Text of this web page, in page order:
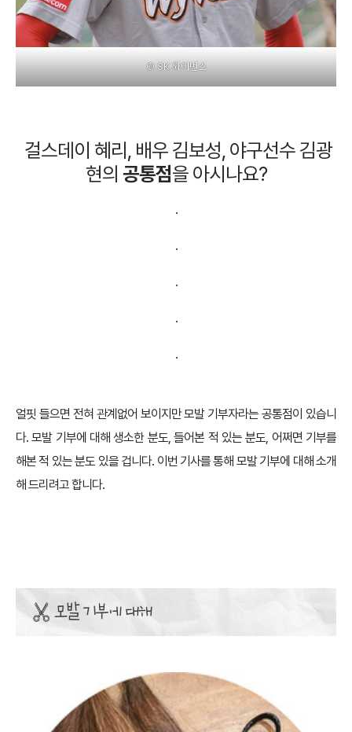
© SK 와이번스
걸스데이 혜리, 배우 김보성, 야구선수 김광
현의 공통점을 아시나요?
.
.
.
.
.
얼핏 들으면 전혀 관계없어 보이지만 모발 기부자라는 공통점이 있습니
다. 모발 기부에 대해 생소한 분도, 들어본 적 있는 분도, 어쩌면 기부를
해본 적 있는 분도 있을 겁니다. 이번 기사를 통해 모발 기부에 대해 소개
해 드리려고 합니다.